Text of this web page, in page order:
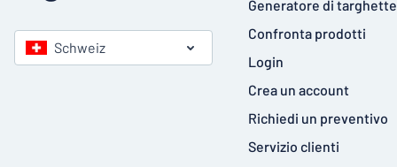
Schweiz
Generatore di targhette
Confronta prodotti
Login
Crea un account
Richiedi un preventivo
Servizio clienti